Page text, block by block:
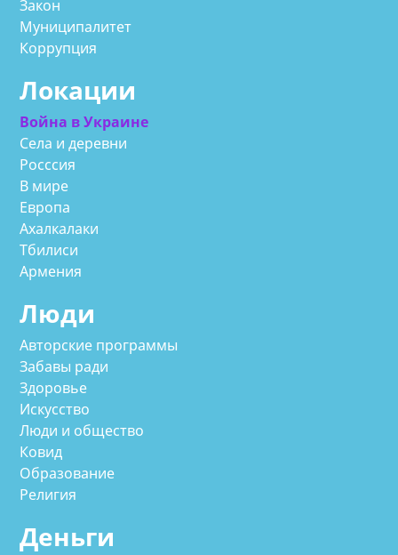
Закон
Муниципалитет
Коррупция
Локации
Война в Украине
Села и деревни
Росссия
В мире
Европа
Ахалкалаки
Тбилиси
Армения
Люди
Авторские программы
Забавы ради
Здоровье
Искусство
Люди и общество
Ковид
Образование
Религия
Деньги